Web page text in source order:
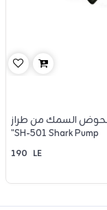
السمك من طراز
"SH-501 Shark Pump
190 LE